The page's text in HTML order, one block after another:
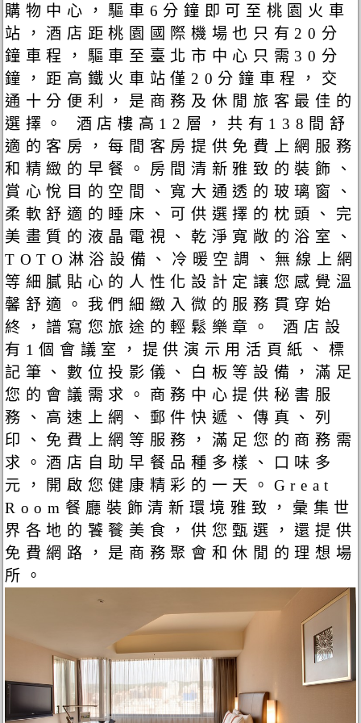
購物中心，驅車6分鐘即可至桃園火車
站，酒店距桃園國際機場也只有20分
鐘車程，驅車至臺北市中心只需30分
鐘，距高鐵火車站僅20分鐘車程，交
通十分便利，是商務及休閒旅客最佳的
選擇。 酒店樓高12層，共有138間舒
適的客房，每間客房提供免費上網服務
和精緻的早餐。房間清新雅致的裝飾、
賞心悅目的空間、寬大通透的玻璃窗、
柔軟舒適的睡床、可供選擇的枕頭、完
美畫質的液晶電視、乾淨寬敞的浴室、
TOTO淋浴設備、冷暖空調、無線上網
等細膩貼心的人性化設計定讓您感覺溫
馨舒適。我們細緻入微的服務貫穿始
終，譜寫您旅途的輕鬆樂章。 酒店設
有1個會議室，提供演示用活頁紙、標
記筆、數位投影儀、白板等設備，滿足
您的會議需求。商務中心提供秘書服
務、高速上網、郵件快遞、傳真、列
印、免費上網等服務，滿足您的商務需
求。酒店自助早餐品種多樣、口味多
元，開啟您健康精彩的一天。Great
Room餐廳裝飾清新環境雅致，彙集世
界各地的饕餮美食，供您甄選，還提供
免費網路，是商務聚會和休閒的理想場
所。